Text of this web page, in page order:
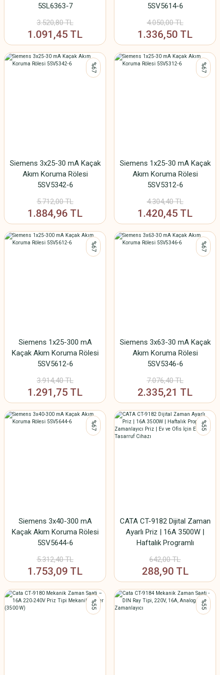
5SL6363-7
3.520,80 TL
1.091,45 TL
5SV5614-6
4.050,00 TL
1.336,50 TL
%67
Siemens 3x25-30 mA Kaçak
Akım Koruma Rölesi
5SV5342-6
5.712,00 TL
1.884,96 TL
%67
Siemens 1x25-30 mA Kaçak
Akım Koruma Rölesi
5SV5312-6
4.304,40 TL
1.420,45 TL
%67
Siemens 1x25-300 mA
Kaçak Akım Koruma Rölesi
5SV5612-6
3.914,40 TL
1.291,75 TL
%67
Siemens 3x63-30 mA Kaçak
Akım Koruma Rölesi
5SV5346-6
7.076,40 TL
2.335,21 TL
%67
Siemens 3x40-300 mA
Kaçak Akım Koruma Rölesi
5SV5644-6
5.312,40 TL
1.753,09 TL
%55
CATA CT-9182 Dijital Zaman
Ayarlı Priz | 16A 3500W |
Haftalık Programlı
İçin Elektrik Tasarruf Cihazı
642,00 TL
288,90 TL
%55 %55